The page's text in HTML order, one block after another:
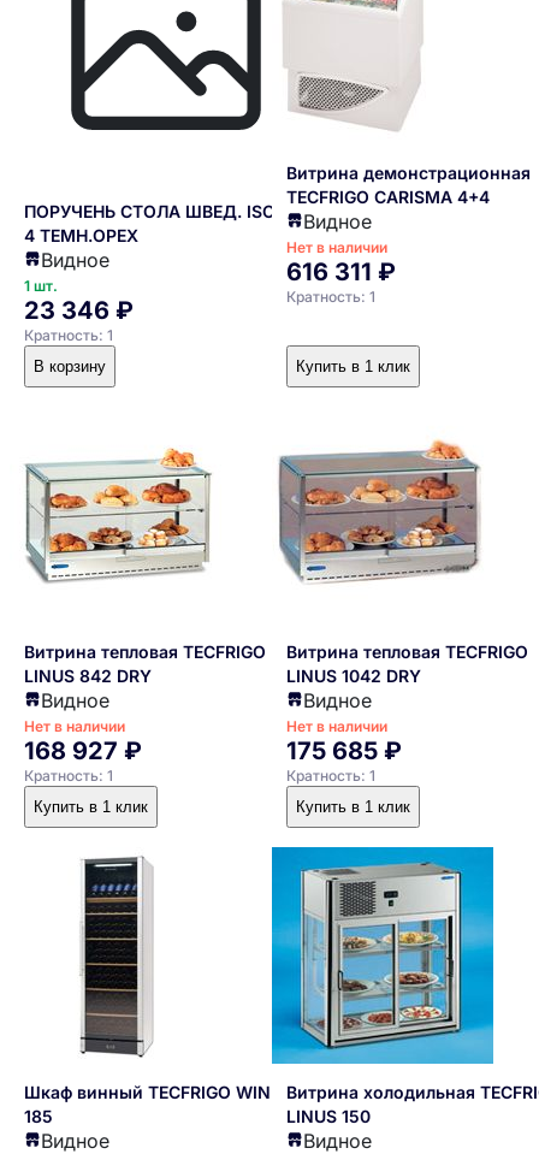
ПОРУЧЕНЬ СТОЛА ШВЕД. ISOLA
4 ТЕМН.ОРЕХ
Видное
1 шт.
23 346 ₽
Кратность: 1
В корзину
Витрина демонстрационная
TECFRIGO CARISMA 4+4
Видное
Нет в наличии
616 311 ₽
Кратность: 1
Купить в 1 клик
Витрина тепловая TECFRIGO
LINUS 842 DRY
Видное
Нет в наличии
168 927 ₽
Кратность: 1
Купить в 1 клик
Витрина тепловая TECFRIGO
LINUS 1042 DRY
Видное
Нет в наличии
175 685 ₽
Кратность: 1
Купить в 1 клик
Шкаф винный TECFRIGO WINE
185
Видное
Витрина холодильная
LINUS 150
Видное